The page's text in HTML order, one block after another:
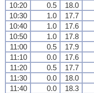
10:20
0.5 18.0
10:30
1.0 17.7
10:40
1.0 17.6
10:50
1.0 17.8
11:00
0.5 17.9
11:10
0.0 17.6
11:20
0.5 17.7
11:30
0.0 18.0
11:40
0.0 18.3